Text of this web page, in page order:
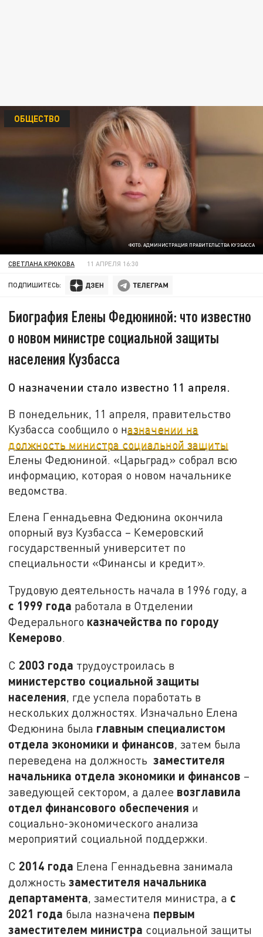
ФОТО: АДМИНИСТРАЦИЯ ПРАВИТЕЛЬСТВА КУЗБАССА
ОБЩЕСТВО
СВЕТЛАНА КРЮКОВА 11 АПРЕЛЯ 16:30
ПОДПИШИТЕСЬ:
Биография Елены Федюниной: что известно
о новом министре социальной защиты
населения Кузбасса
О назначении стало известно 11 апреля.
В понедельник, 11 апреля, правительство
Кузбасса сообщило о назначении на
должность министра социальной защиты
Елены Федюниной. «Царьград» собрал всю
информацию, которая о новом начальнике
ведомства.
Елена Геннадьевна Федюнина окончила
опорный вуз Кузбасса – Кемеровский
государственный университет по
специальности «Финансы и кредит».
Трудовую деятельность начала в 1996 году, а
с 1999 года работала в Отделении
Федерального казначейства по городу
Кемерово.
С 2003 года трудоустроилась в
министерство социальной защиты
населения, где успела поработать в
нескольких должностях. Изначально Елена
Федюнина была главным специалистом
отдела экономики и финансов, затем была
переведена на должностьзаместителя
начальника отдела экономики и финансов –
заведующей сектором, а далее возглавила
отдел финансового обеспечения и
социально-экономического анализа
мероприятий социальной поддержки.
С 2014 года Елена Геннадьевна занимала
должностьзаместителя начальника
департамента , заместителя министра, а с
2021 года была назначена первым
заместителем министра социальной защиты